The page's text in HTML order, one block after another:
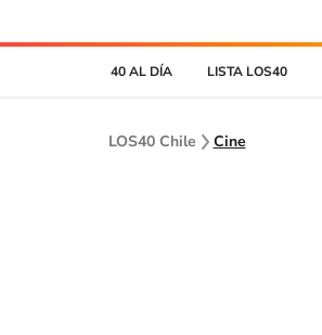
40 AL DÍA LISTA LOS40
LOS40 Chile Cine